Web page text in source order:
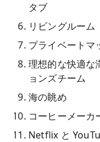
タブ
リビングルーム
プライベートマ
理想的な快適な
ョンズチーム
海の眺め
コーヒーメーカ
Netflix と